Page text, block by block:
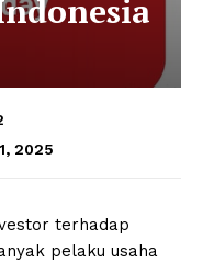
2025
terhadap
pelaku usaha